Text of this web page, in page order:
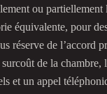
ou partiellement
équivalente, pour
réserve de l’accord
de la chambre,
et un appel